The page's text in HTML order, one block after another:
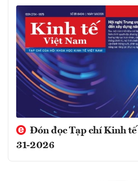
Đón đọc Tạp chí Kinh tế
31-2026